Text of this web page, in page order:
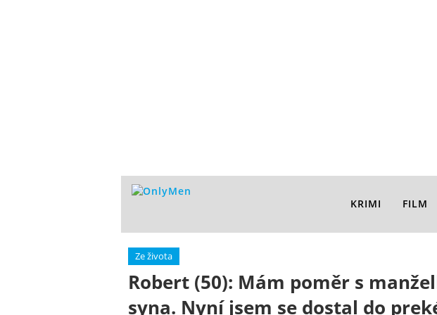
KRIMI FILM
Ze života
Robert (50): Mám poměr s
syna. Nyní jsem se dostal do